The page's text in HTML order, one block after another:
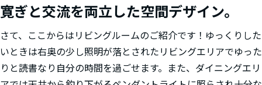
寛ぎと交流を両立した空間デザイン。
さて、ここからはリビングルームのご紹介です！ゆっくりした
いときは右奥の少し照明が落とされたリビングエリアでゆった
りと読書なり自分の時間を過ごせます。また、ダイニングエリ